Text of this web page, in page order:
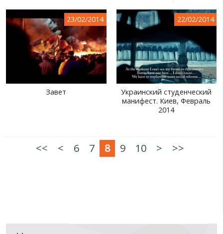
23/02/2014
Завет
22/02/2014
Украинский студенческий
манифест. Киев, Февраль
2014
<< < 6 7 8 9 10 > >>